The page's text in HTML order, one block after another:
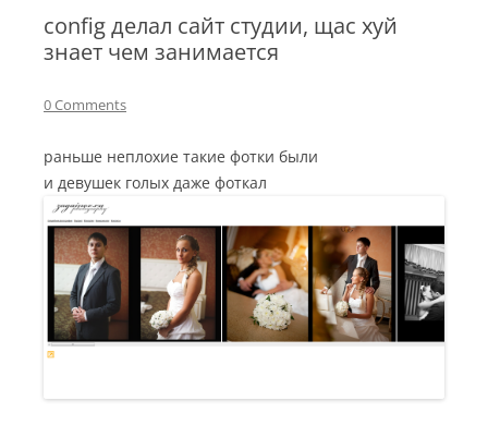
config делал сайт студии, щас хуй
знает чем занимается
0 Comments
раньше неплохие такие фотки были
и девушек голых даже фоткал